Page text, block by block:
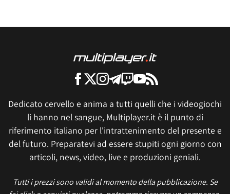
Dedicato cervello e anima a tutti quelli che i videogiochi
li hanno nel sangue, Multiplayer.it è il punto di
riferimento italiano per l'intrattenimento del presente e
del futuro. Preparatevi ad essere stupiti ogni giorno con
articoli, news, video, live e produzioni geniali.
Tutti i prezzi sono validi al momento della pubblicazione. Se